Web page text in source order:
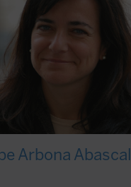
Arbona Abascal